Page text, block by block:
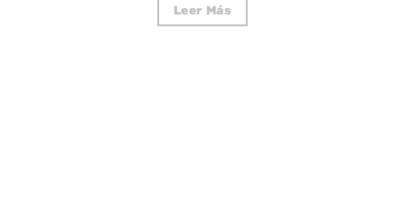
Leer Más